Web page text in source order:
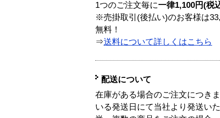
1つのご注文毎に一律1,100円(税
※売掛取引(後払い)のお客様は
無料！
⇒送料について詳しくはこちら
配送について
在庫がある場合のご注文につき
いる発送日にて当社より発送い